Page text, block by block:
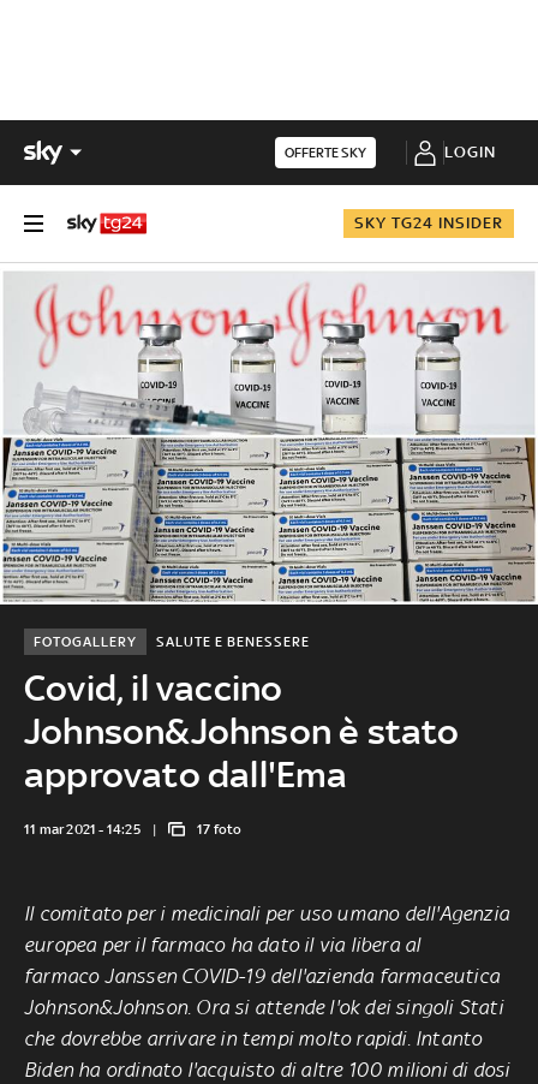
OFFERTE SKY LOGIN
SKY TG24 INSIDER
Covid, il vaccino
Johnson&Johnson è stato
approvato dall'Ema
SALUTE E BENESSERE
FOTOGALLERY
11 mar 2021 - 14:25 17 foto
Il comitato per i medicinali per uso umano dell'Agenzia
europea per il farmaco ha dato il via libera al
farmaco Janssen COVID-19 dell'azienda farmaceutica
Johnson&Johnson. Ora si attende l'ok dei singoli Stati
che dovrebbe arrivare in tempi molto rapidi. Intanto
Biden ha ordinato l'acquisto di altre 100 milioni di dosi